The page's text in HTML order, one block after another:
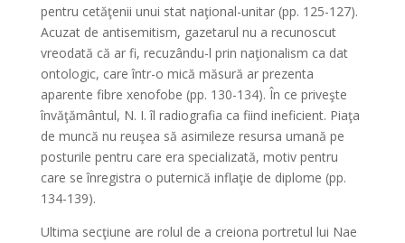
pentru cetăţenii unui stat naţional-unitar (pp. 125-127).
Acuzat de antisemitism, gazetarul nu a recunoscut
vreodată că ar fi, recuzându-l prin naţionalism ca dat
ontologic, care într-o mică măsură ar prezenta
aparente fibre xenofobe (pp. 130-134). În ce priveşte
învăţământul, N. I. îl radiografia ca fiind ineficient. Piaţa
de muncă nu reuşea să asimileze resursa umană pe
posturile pentru care era specializată, motiv pentru
care se înregistra o puternică inflaţie de diplome (pp.
134-139).
Ultima secţiune are rolul de a creiona portretul lui Nae